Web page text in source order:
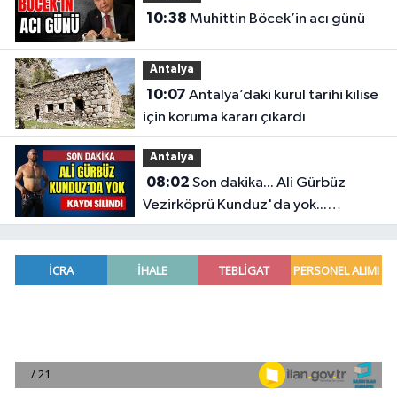
10:38 Muhittin Böcek’in acı günü
Antalya
10:07
için koruma kararı çıkardı
Antalya
08:02
Vezirköprü Kunduz'da yok...
Antalyalı başpehlivanın ismi